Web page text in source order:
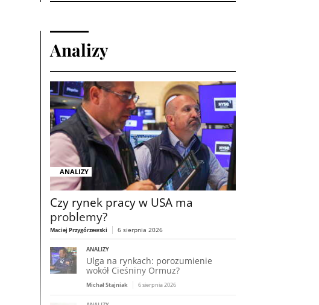
Analizy
ANALIZY
Czy rynek pracy w USA ma
problemy?
Maciej Przygórzewski 6 sierpnia 2026
ANALIZY
Ulga na rynkach: porozumienie
wokół Cieśniny Ormuz?
Michał Stajniak 6 sierpnia 2026